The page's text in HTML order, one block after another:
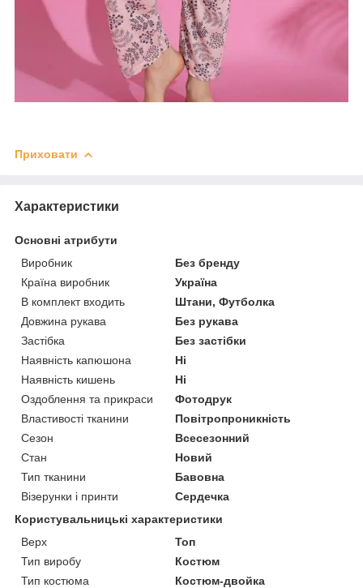
Приховати
Характеристики
Основні атрибути
Виробник
Без бренду
Країна виробник
Україна
В комплект входить
Штани, Футболка
Довжина рукава
Без рукава
Застібка
Без застібки
Наявність капюшона
Ні
Наявність кишень
Ні
Оздоблення та прикраси
Фотодрук
Властивості тканини
Повітропроникність
Сезон
Всесезонний
Стан
Новий
Тип тканини
Бавовна
Візерунки і принти
Сердечка
Користувальницькі характеристики
Верх
Топ
Тип виробу
Костюм
Тип костюма
Костюм-двойка